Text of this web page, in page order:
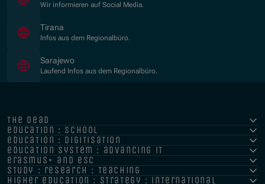
Wir informieren auf Social Media.
Tirana
Infos aus dem Regionalbüro.
Sarajewo(Opens in new window)
Laufend Infos aus dem Regionalbüro.
the oead
education : school
education : digitisation
education system : advancing it
erasmus+ and esc
study : research : teaching
higher education : strategy : international